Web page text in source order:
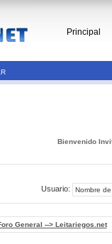
Principal
Bienvenido
Usuario:
General --> Leitariegos.net